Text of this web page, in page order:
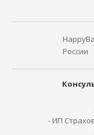
России
- ИП